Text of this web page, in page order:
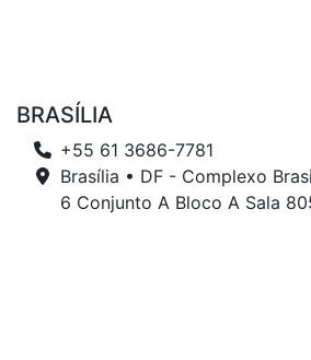
BRASÍLIA
+55 61 3686-7781
Brasília • DF - Complexo
6 Conjunto A Bloco A Sala